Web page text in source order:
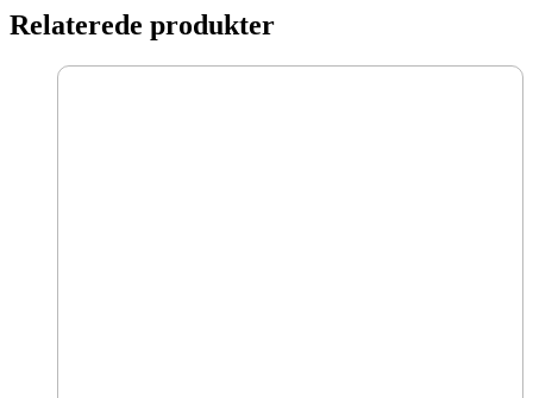
Relaterede produkter